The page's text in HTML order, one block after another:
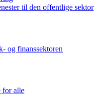
til den offentlige sektor
og finanssektoren
for alle